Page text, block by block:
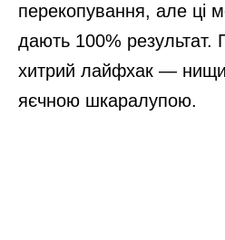
перекопування, але ці
дають 100% результат.
хитрий лайфхак —
яєчною шкаралупою.